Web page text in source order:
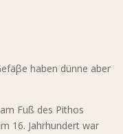
haben dünne aber
Fuß des Pithos
16. Jahrhundert war